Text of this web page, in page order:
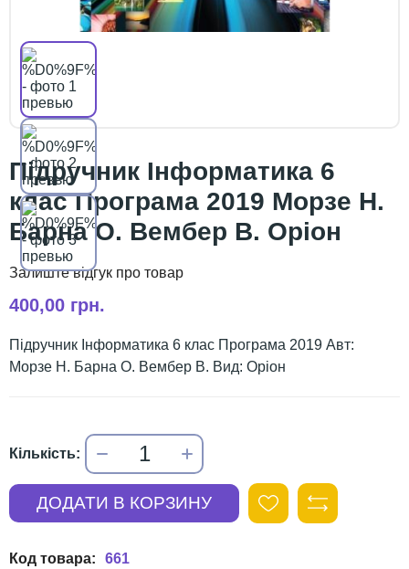
Підручник Інформатика 6
клас Програма 2019 Морзе Н.
Барна О. Вембер В. Оріон
400,00 грн.
Підручник Інформатика 6 клас Програма 2019 Авт:
Морзе Н. Барна О. Вембер В. Вид: Оріон
661